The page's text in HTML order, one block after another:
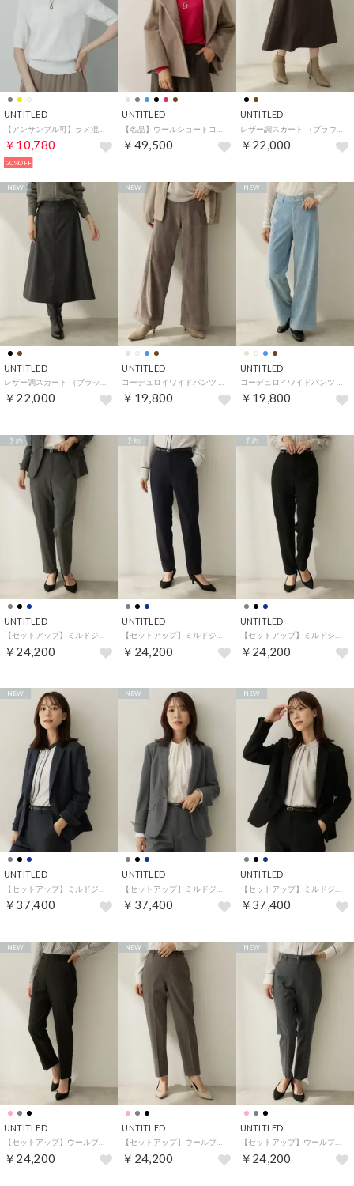
UNTITLED
￥10,780
30%OFF
UNTITLED
￥49,500
UNTITLED
￥22,000
UNTITLED
￥22,000
NEW
UNTITLED
￥19,800
NEW
UNTITLED
￥19,800
NEW
UNTITLED
￥24,200
予約
UNTITLED
￥24,200
予約
UNTITLED
￥24,200
予約
UNTITLED
￥37,400
NEW
UNTITLED
￥37,400
NEW
UNTITLED
￥37,400
NEW
UNTITLED
￥24,200
NEW
UNTITLED
￥24,200
NEW
UNTITLED
【セットアップ】ウールブレンドテーパードパンツ （チャコールグレー(013)）
￥24,200
NEW